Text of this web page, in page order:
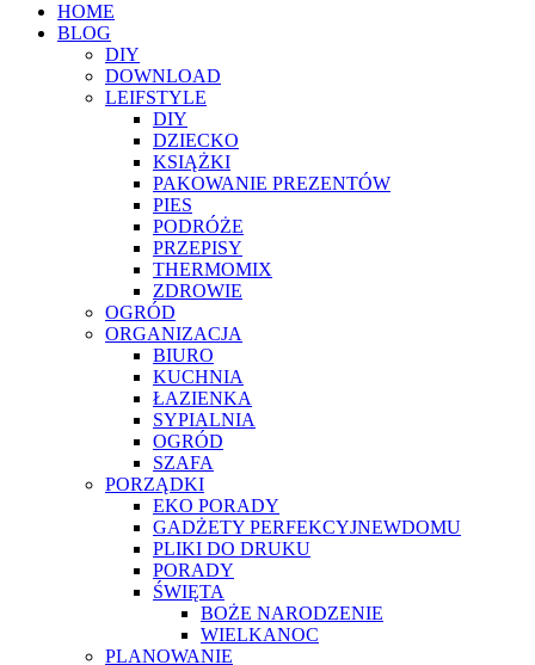
HOME
BLOG
DIY
DOWNLOAD
LEIFSTYLE
DIY
DZIECKO
KSIĄŻKI
PAKOWANIE PREZENTÓW
PIES
PODRÓŻE
PRZEPISY
THERMOMIX
ZDROWIE
OGRÓD
ORGANIZACJA
BIURO
KUCHNIA
ŁAZIENKA
SYPIALNIA
OGRÓD
SZAFA
PORZĄDKI
EKO PORADY
GADŻETY PERFEKCYJNEWDOMU
PLIKI DO DRUKU
PORADY
ŚWIĘTA
BOŻE NARODZENIE
WIELKANOC
PLANOWANIE